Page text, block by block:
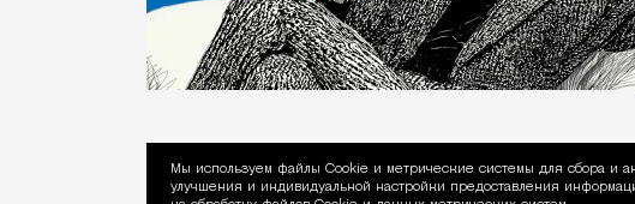
Мы используем файлы Сookie и метрические системы для сбора и
улучшения и индивидуальной настройки предоставления